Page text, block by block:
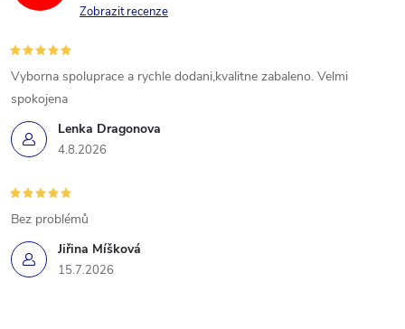
Zobrazit recenze
Lenka Dragonova
4.8.2026
Vyborna spoluprace a rychle dodani,kvalitne zabaleno. Velmi
spokojena
Jiřina Míšková
15.7.2026
Bez problémů